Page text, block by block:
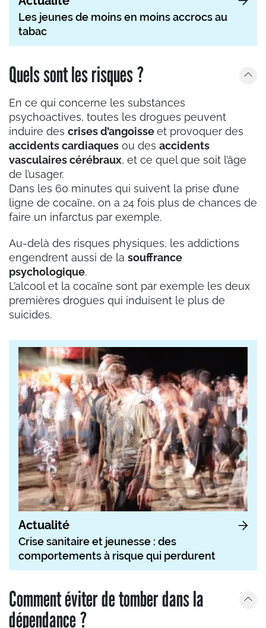
Les jeunes de moins en moins accrocs au
tabac
Quels sont les risques ?
En ce qui concerne les substances
psychoactives, toutes les drogues peuvent
induire des crises d’angoisseet provoquer des
accidents cardiaques ou des accidents
vasculaires cérébraux, et ce quel que soit l’âge
de l’usager.
Dans les 60 minutes qui suivent la prise d’une
ligne de cocaïne, on a 24 fois plus de chances de
faire un infarctus par exemple.
Au-delà des risques physiques, les addictions
engendrent aussi de la souffrance
psychologique.
L’alcool et la cocaïne sont par exemple les deux
premières drogues qui induisent le plus de
suicides.
Actualité
Crise sanitaire et jeunesse : des
comportements à risque qui perdurent
Comment éviter de tomber dans la
dépendance ?